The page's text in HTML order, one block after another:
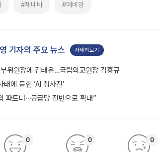
#제네바 #에비앙
기자의 주요 뉴스 자세히보기
위원장에 김태유…국립외교원장 김흥규
에 묻힌 ‘AI 청사진’
파트너⋯공급망 전반으로 확대”
0 0 0